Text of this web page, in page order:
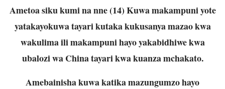
Ametoa siku kumi na nne (14) Kuwa makampuni yote
yatakayokuwa tayari kutaka kukusanya mazao kwa
wakulima ili makampuni hayo yakabidhiwe kwa
ubalozi wa China tayari kwa kuanza mchakato.
Amebainisha kuwa katika mazungumzo hayo